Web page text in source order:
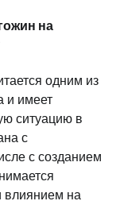
на
одним из
и имеет
ситуацию в
с
с созданием
влиянием на